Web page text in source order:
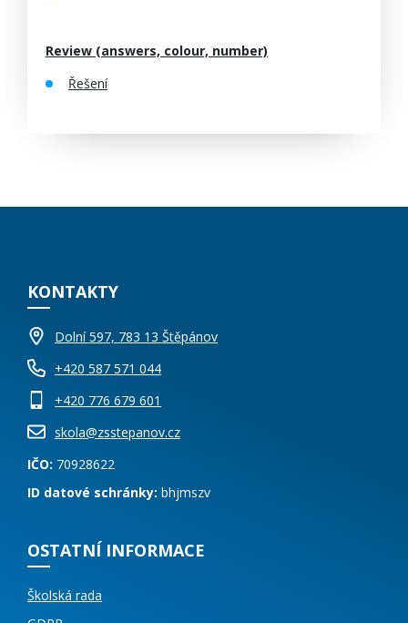
Review (answers, colour, number)
Řešení
KONTAKTY
Dolní 597, 783 13 Štěpánov
+420 587 571 044
+420 776 679 601
skola@zsstepanov.cz
IČO: 70928622
ID datové schránky: bhjmszv
OSTATNÍ INFORMACE
Školská rada